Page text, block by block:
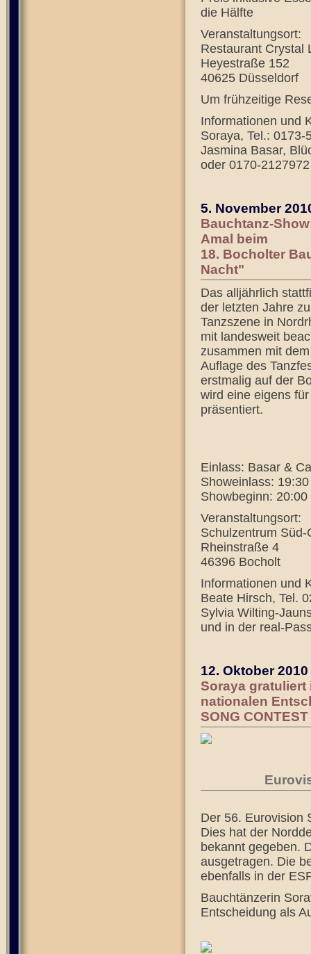
die Hälfte
Veranstaltungsort:
Restaurant Crystal
Heyestraße 152
40625 Düsseldorf
Um frühzeitige
Informationen und
Soraya, Tel.: 0173-
Jasmina Basar,
oder 0170-2127972
5. November
Bauchtanz-
Amal beim
18. Bocholter
Nacht"
Das alljährlich
der letzten Jahre
Tanzszene in
mit landesweit
zusammen mit
Auflage des
erstmalig auf der
wird eine eigens
präsentiert.
Einlass: Basar &
Showeinlass:
Showbeginn: 20:00
Veranstaltungsort:
Schulzentrum Süd-
Rheinstraße 4
46396 Bocholt
Informationen und
Beate Hirsch, Tel.
Sylvia Wilting-
und in der real-
12. Oktober 2010
Soraya gratuliert
nationalen
SONG
Der 56. Eurovision
Dies hat der
bekannt gegeben.
ausgetragen. Die
ebenfalls in der
Bauchtänzerin
Entscheidung als